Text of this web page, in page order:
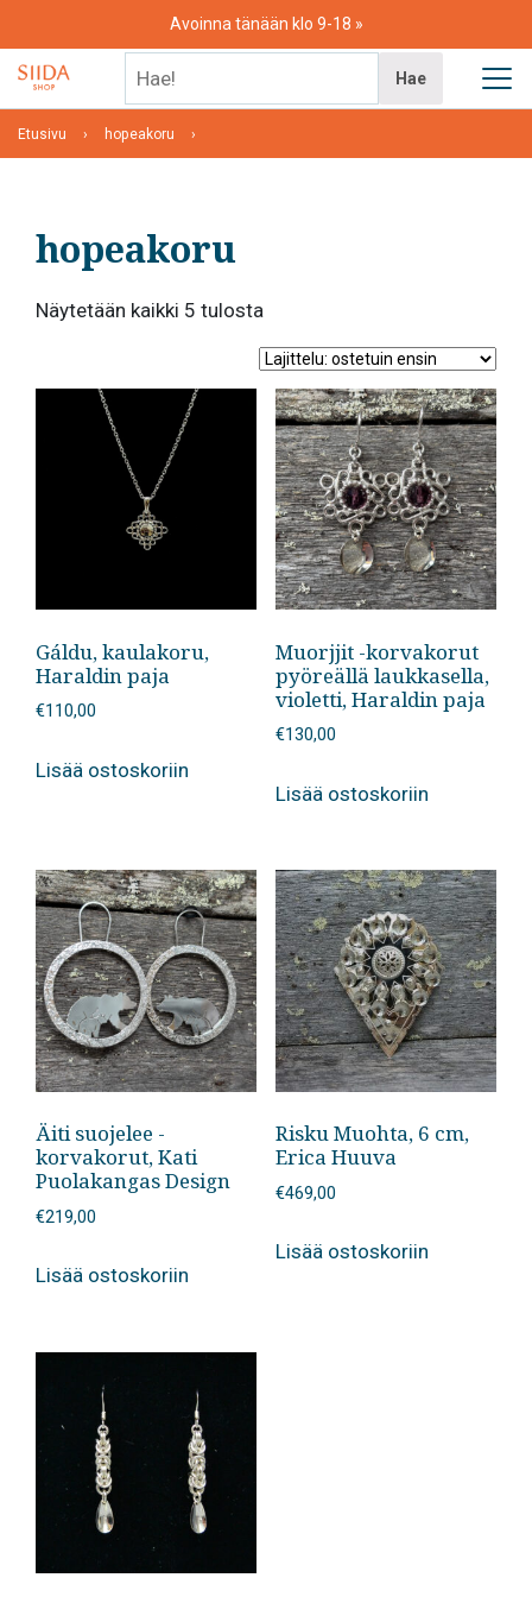
content
Avoinna tänään klo 9-18
Hae
Etusivu hopeakoru
hopeakoru
Näytetään kaikki 5 tulosta
ensin
Gáldu, kaulakoru,
Haraldin paja
€110,00
Lisää ostoskoriin
Muorjjit -korvakorut
pyöreällä laukkasella,
violetti, Haraldin paja
€130,00
Lisää ostoskoriin
Äiti suojelee -
korvakorut, Kati
Puolakangas Design
€219,00
Lisää ostoskoriin
Risku Muohta, 6 cm,
Erica Huuva
€469,00
Lisää ostoskoriin